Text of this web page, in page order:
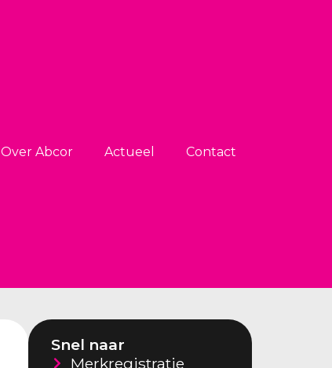
Over Abcor Actueel Contact
Snel naar
Merkregistratie